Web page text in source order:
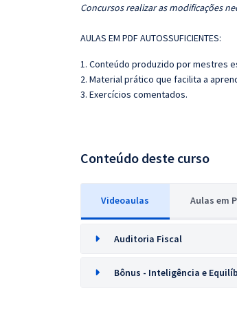
Concursos realizar as modificações
AULAS EM PDF AUTOSSUFICIENTES:
1. Conteúdo produzido por mestres
2. Material prático que facilita a
3. Exercícios comentados.
Conteúdo deste curso
Videoaulas Aulas em
Auditoria Fiscal
Bônus - Inteligência e